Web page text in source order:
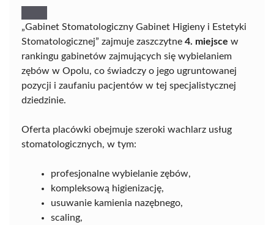
„Gabinet Stomatologiczny Gabinet Higieny i Estetyki
Stomatologicznej” zajmuje zaszczytne 4. miejsce w
rankingu gabinetów zajmujących się wybielaniem
zębów w Opolu, co świadczy o jego ugruntowanej
pozycji i zaufaniu pacjentów w tej specjalistycznej
dziedzinie.
Oferta placówki obejmuje szeroki wachlarz usług
stomatologicznych, w tym:
profesjonalne wybielanie zębów,
kompleksową higienizację,
usuwanie kamienia nazębnego,
scaling,